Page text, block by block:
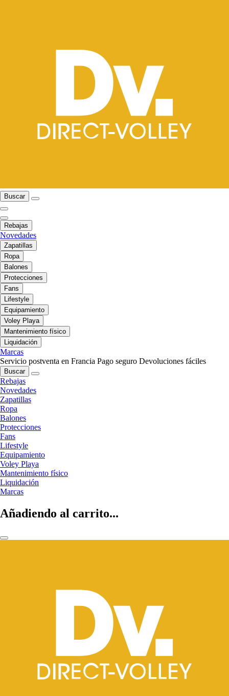
Buscar
Rebajas
Novedades
Zapatillas
Ropa
Balones
Protecciones
Fans
Lifestyle
Equipamiento
Voley Playa
Mantenimiento físico
Liquidación
Marcas
Servicio postventa en Francia Pago seguro Devoluciones fáciles
Buscar
Rebajas
Novedades
Zapatillas
Ropa
Balones
Protecciones
Fans
Lifestyle
Equipamiento
Voley Playa
Mantenimiento físico
Liquidación
Marcas
Añadiendo al carrito...